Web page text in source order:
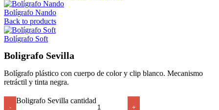
Bolígrafo Nando
Back to products
Bolígrafo Soft
Boligrafo Sevilla
Bolígrafo plástico con cuerpo de color y clip blanco. Mecanismo
retráctil y tinta negra.
-
Boligrafo Sevilla cantidad
+